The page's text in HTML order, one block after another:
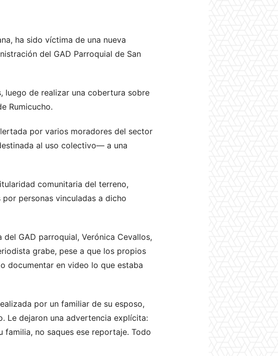
ha sido víctima de una nueva
del GAD Parroquial de San
luego de realizar una cobertura sobre
Rumicucho.
por varios moradores del sector
al uso colectivo— a una
comunitaria del terreno,
personas vinculadas a dicho
GAD parroquial, Verónica Cevallos,
grabe, pese a que los propios
documentar en video lo que estaba
por un familiar de su esposo,
Le dejaron una advertencia explícita:
familia, no saques ese reportaje. Todo